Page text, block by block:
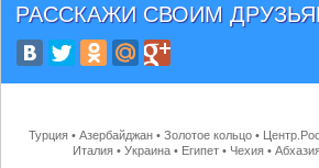
РАССКАЖИ СВОИМ
Турция •Азербайджан •Золотое кольцо •
Италия• Украина• Египет• Чехия•